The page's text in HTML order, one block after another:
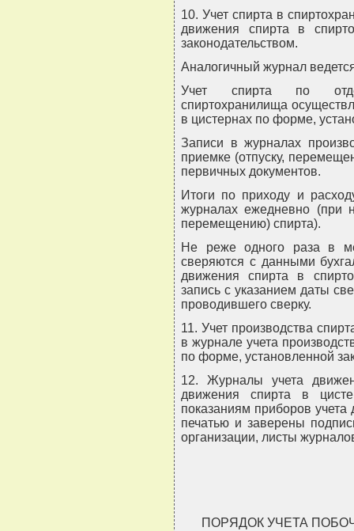
10. Учет спирта в
движения спирта в
законодательством.
Аналогичный журнал
Учет спирта по
спиртохранилища
в цистернах по форме,
Записи в журналах
приемке (отпуску,
первичных документов.
Итоги по приходу и
журналах ежедневно (при
перемещению) спирта).
Не реже одного раза в
сверяются с данными
движения спирта в
запись с указанием даты
проводившего сверку.
11. Учет производства
в журнале учета
по форме, установленной
12. Журналы учета
движения спирта в
показаниям приборов
печатью и заверены
организации, листы
ПОРЯДОК УЧЕТА